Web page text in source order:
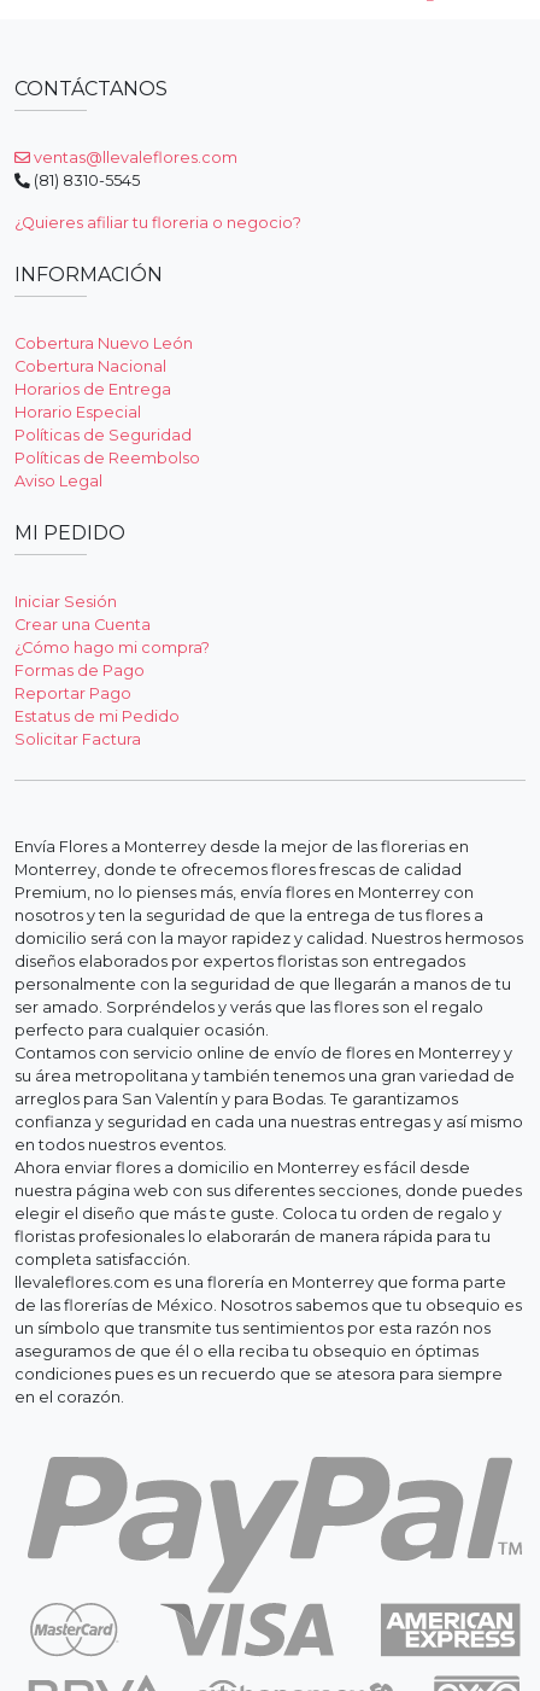
CONTÁCTANOS
ventas@llevaleflores.com
(81) 8310-5545
¿Quieres afiliar tu floreria o negocio?
INFORMACIÓN
Cobertura Nuevo León
Cobertura Nacional
Horarios de Entrega
Horario Especial
Políticas de Seguridad
Políticas de Reembolso
Aviso Legal
MI PEDIDO
Iniciar Sesión
Crear una Cuenta
¿Cómo hago mi compra?
Formas de Pago
Reportar Pago
Estatus de mi Pedido
Solicitar Factura
Envía Flores a Monterrey desde la mejor de las florerias en
Monterrey, donde te ofrecemos flores frescas de calidad
Premium, no lo pienses más, envía flores en Monterrey con
nosotros y ten la seguridad de que la entrega de tus flores a
domicilio será con la mayor rapidez y calidad. Nuestros hermosos
diseños elaborados por expertos floristas son entregados
personalmente con la seguridad de que llegarán a manos de tu
ser amado. Sorpréndelos y verás que las flores son el regalo
perfecto para cualquier ocasión.
Contamos con servicio online de envío de flores en Monterrey y
su área metropolitana y también tenemos una gran variedad de
arreglos para San Valentín y para Bodas. Te garantizamos
confianza y seguridad en cada una nuestras entregas y así mismo
en todos nuestros eventos.
Ahora enviar flores a domicilio en Monterrey es fácil desde
nuestra página web con sus diferentes secciones, donde puedes
elegir el diseño que más te guste. Coloca tu orden de regalo y
floristas profesionales lo elaborarán de manera rápida para tu
completa satisfacción.
llevaleflores.com es una florería en Monterrey que forma parte
de las florerías de México. Nosotros sabemos que tu obsequio es
un símbolo que transmite tus sentimientos por esta razón nos
aseguramos de que él o ella reciba tu obsequio en óptimas
condiciones pues es un recuerdo que se atesora para siempre
en el corazón.